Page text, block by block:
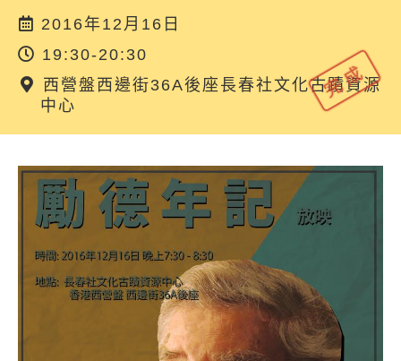
2016年12月16日
19:30-20:30
西營盤西邊街36A後座長春社文化古蹟資源
中心